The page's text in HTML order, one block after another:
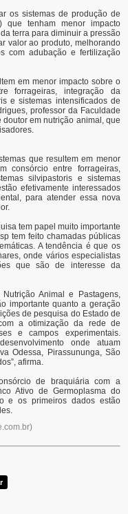
os sistemas de produção de
tenham menor impacto
terra para diminuir a pressão
valor ao produto, melhorando
com adubação e fertilização
em menor impacto sobre o
forrageiras, integração da
e sistemas intensificados de
professor da Faculdade
em nutrição animal, que
que resultem em menor
consórcio entre forrageiras,
silvipastoris e sistemas
efetivamente interessados
para atender essa nova
tem papel muito importante
tem feito chamadas públicas
A tendência é que os
onde vários especialistas
que são de interesse da
Animal e Pastagens,
importante quanto a geração
de pesquisa do Estado de
a otimização da rede de
e campos experimentais.
onde atuam
Odessa, Pirassununga, São
afirma.
de braquiária com a
Ativo de Germoplasma do
e os primeiros dados estão
)